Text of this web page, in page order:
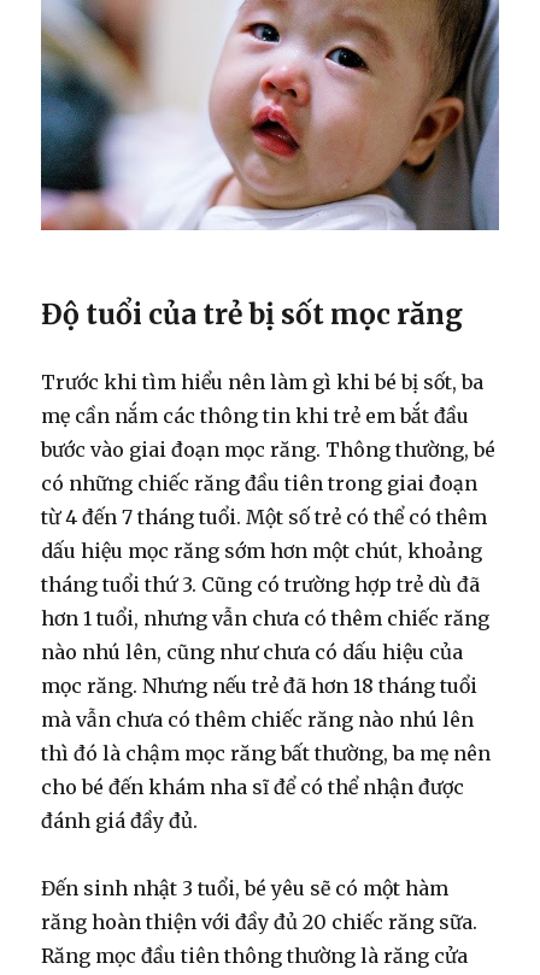
Độ tuổi của trẻ bị sốt mọc răng
Trước khi tìm hiểu nên làm gì khi bé bị sốt, ba
mẹ cần nắm các thông tin khi trẻ em bắt đầu
bước vào giai đoạn mọc răng. Thông thường, bé
có những chiếc răng đầu tiên trong giai đoạn
từ 4 đến 7 tháng tuổi. Một số trẻ có thể có thêm
dấu hiệu mọc răng sớm hơn một chút, khoảng
tháng tuổi thứ 3. Cũng có trường hợp trẻ dù đã
hơn 1 tuổi, nhưng vẫn chưa có thêm chiếc răng
nào nhú lên, cũng như chưa có dấu hiệu của
mọc răng. Nhưng nếu trẻ đã hơn 18 tháng tuổi
mà vẫn chưa có thêm chiếc răng nào nhú lên
thì đó là chậm mọc răng bất thường, ba mẹ nên
cho bé đến khám nha sĩ để có thể nhận được
đánh giá đầy đủ.
Đến sinh nhật 3 tuổi, bé yêu sẽ có một hàm
răng hoàn thiện với đầy đủ 20 chiếc răng sữa.
Răng mọc đầu tiên thông thường là răng cửa